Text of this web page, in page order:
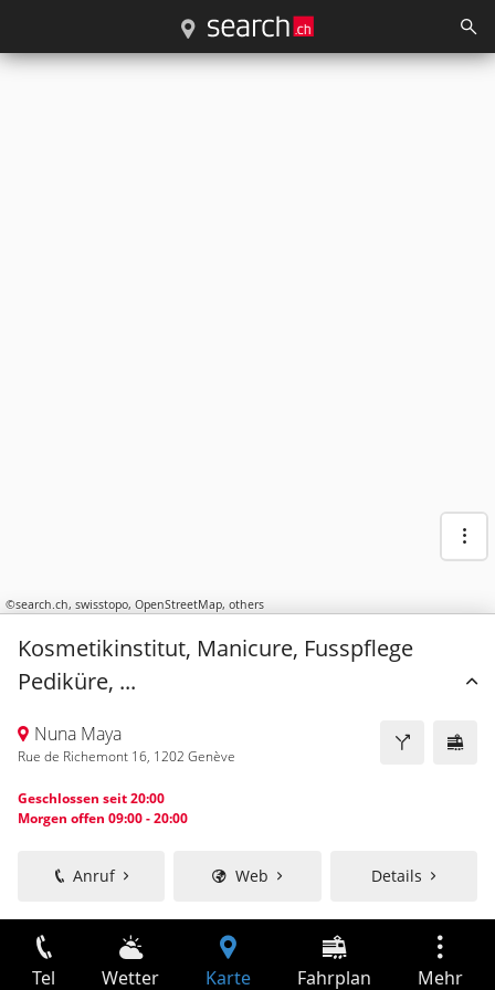
©search.ch, swisstopo, OpenStreetMap, others
Kosmetikinstitut, Manicure, Fusspflege
Pediküre, ...
Nuna Maya
Rue de Richemont 16, 1202 Genève
Geschlossen seit 20:00
Morgen offen 09:00 - 20:00
Anruf Web Details
Tel Wetter Karte Fahrplan Mehr